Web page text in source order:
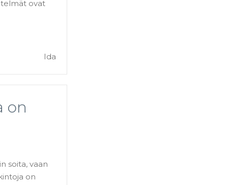
ovat
Ida
on
soita, vaan
on